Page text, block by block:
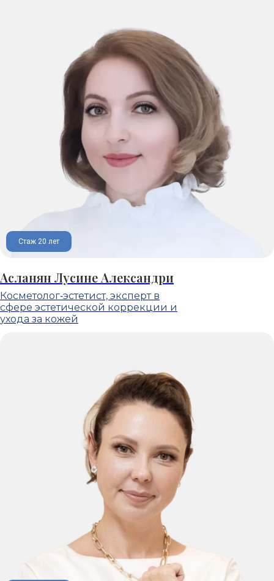
Стаж 20 лет
Асланян Лусине Александри
Косметолог‑эстетист, эксперт в
сфере эстетической коррекции и
ухода за кожей